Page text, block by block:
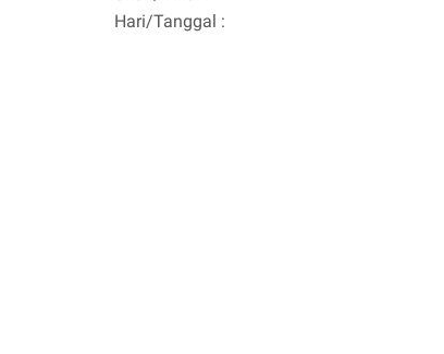
Hari/Tanggal :